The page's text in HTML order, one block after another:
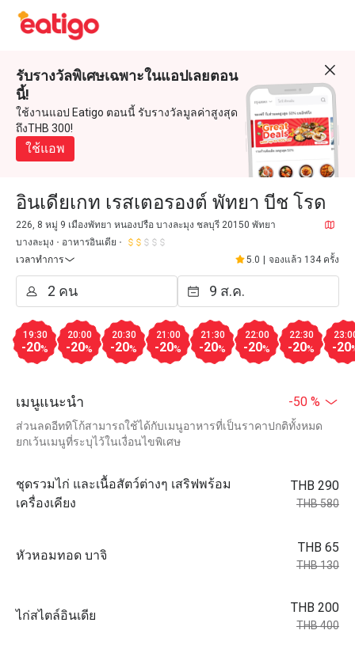
รับรางวัลพิเศษเฉพาะในแอปเลยตอน
นี้!
ใช้งานแอป Eatigo ตอนนี้ รับรางวัลมูลค่าสูงสุด
ถึงTHB 300!
ใช้แอพ
อินเดียเกท เรสเตอรองต์ พัทยา บีช โรด
226, 8 หมู่ 9 เมืองพัทยา หนองปรือ บางละมุง ชลบุรี 20150 พัทยา
บางละมุง
อาหารอินเดีย
เวลาทำการ
5.0 จองแล้ว 134 ครั้ง
19:30
-20%
20:00
-20%
20:30
-20%
21:00
-20%
21:30
-20%
22:00
-20%
22:30
-20% -20
เมนูแนะนำ -50 %
ส่วนลดอีททิโก้สามารถใช้ได้กับเมนูอาหารที่เป็นราคาปกติทั้งหมด
ยกเว้นเมนูที่ระบุไว้ในเงื่อนไขพิเศษ
ชุดรวมไก่ และเนื้อสัตว์ต่างๆ เสริฟพร้อม
เครื่องเคียง
THB 290
THB 580
หัวหอมทอด บาจิ
THB 65
THB 130
ไก่สไตล์อินเดีย
THB 200
THB 400